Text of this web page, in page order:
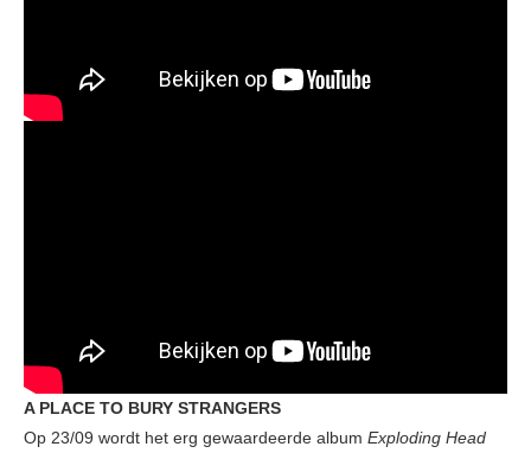
A PLACE TO BURY STRANGERS
Op 23/09 wordt het erg gewaardeerde album Exploding Head